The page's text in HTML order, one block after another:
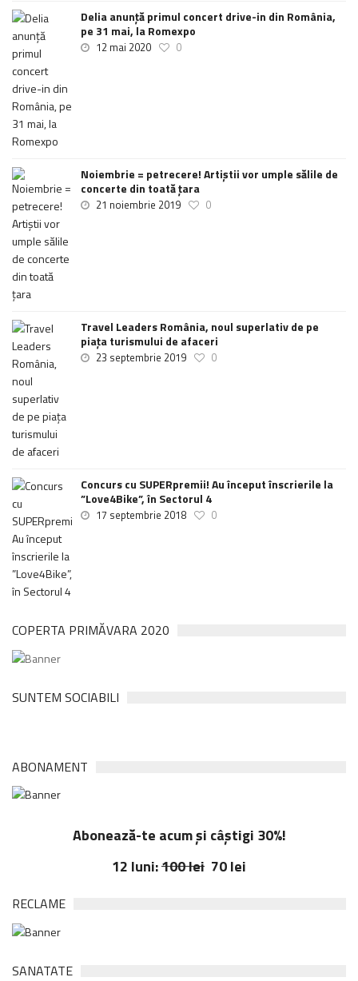
Delia anunţă primul concert drive-in din România,
pe 31 mai, la Romexpo
12 mai 2020 0
Noiembrie = petrecere! Artiștii vor umple sălile de
concerte din toată țara
21 noiembrie 2019 0
Travel Leaders România, noul superlativ de pe
piața turismului de afaceri
23 septembrie 2019 0
Concurs cu SUPERpremii! Au început înscrierile la
”Love4Bike”, în Sectorul 4
17 septembrie 2018 0
COPERTA PRIMĂVARA 2020
SUNTEM SOCIABILI
ABONAMENT
Abonează-te acum și câștigi 30%!
12 luni:100 lei 70 lei
RECLAME
SANATATE